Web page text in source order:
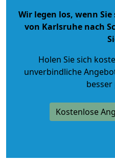
Wir legen los, wenn
von Karlsruhe nach
Holen Sie sich
unverbindliche
besser
Kostenlose